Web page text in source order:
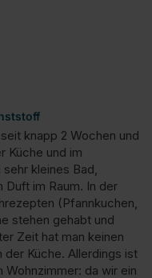
knapp 2 Wochen und
Küche und im
kleines Bad,
Duft im Raum. In der
(Pfannkuchen,
stehen gehabt und
Zeit hat man keinen
der Küche. Allerdings ist
da wir ein